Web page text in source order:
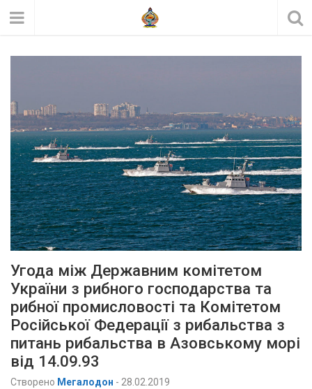
Угода між Державним комітетом
України з рибного господарства та
рибної промисловості та Комітетом
Російської Федерації з рибальства з
питань рибальства в Азовському морі
від 14.09.93
Створено Мегалодон - 28.02.2019